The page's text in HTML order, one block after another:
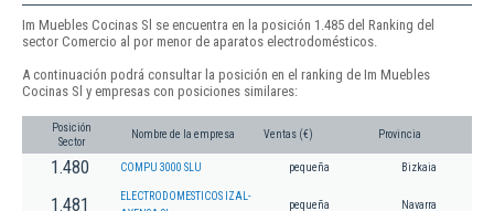
Im Muebles Cocinas Sl se encuentra en la posición 1.485 del Ranking del
sector Comercio al por menor de aparatos electrodomésticos.
A continuación podrá consultar la posición en el ranking de Im Muebles
Cocinas Sl y empresas con posiciones similares:
Posición
Sector
Nombre de la empresa Ventas (€) Provincia
1.480 COMPU 3000 SLU pequeña Bizkaia
1.481
ELECTRODOMESTICOS IZAL-
pequeña Navarra